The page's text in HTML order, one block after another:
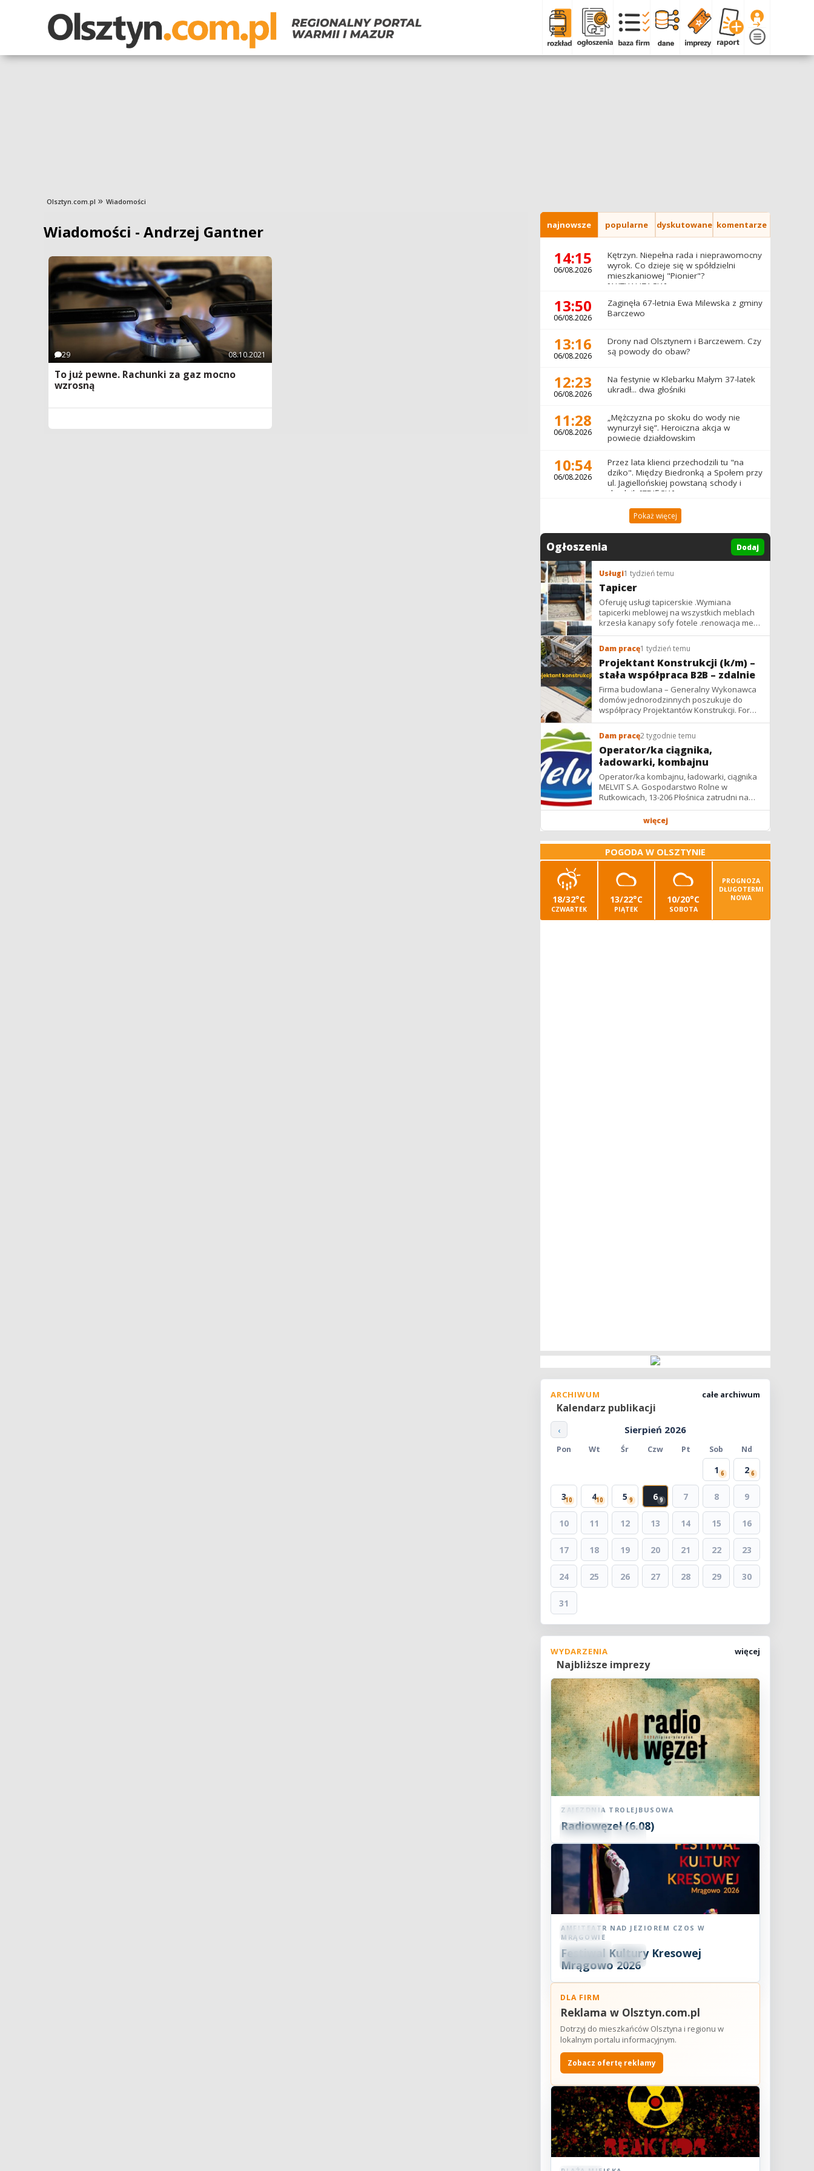
Olsztyn.com.pl Wiadomości
Wiadomości - Andrzej Gantner
29 08.10.2021
To już pewne. Rachunki za gaz mocno
wzrosną
najnowsze popularne dyskutowane komentarze
14:15
06/08.2026
Kętrzyn. Niepełna rada i nieprawomocny
wyrok. Co dzieje się w spółdzielni
mieszkaniowej "Pionier"?
[AKTUALIZACJA]
13:50
06/08.2026
Zaginęła 67-letnia Ewa Milewska z gminy
Barczewo
13:16
06/08.2026
Drony nad Olsztynem i Barczewem. Czy
są powody do obaw?
12:23
06/08.2026
Na festynie w Klebarku Małym 37-latek
ukradł... dwa głośniki
11:28
06/08.2026
„Mężczyzna po skoku do wody nie
wynurzył się”. Heroiczna akcja w
powiecie działdowskim
10:54
06/08.2026
Przez lata klienci przechodzili tu "na
dziko". Między Biedronką a Społem przy
ul. Jagiellońskiej powstaną schody i
chodnik [ZDJĘCIA]
Pokaż więcej
Ogłoszenia Dodaj
Usługi1 tydzień temu
Tapicer
Oferuję usługi tapicerskie .Wymiana
tapicerki meblowej na wszystkich meblach
krzesła kanapy sofy fotele .renowacja mebli
vintage,PRL. glamur
Dam pracę1 tydzień temu
Projektant Konstrukcji (k/m) –
stała współpraca B2B – zdalnie
Firma budowlana – Generalny Wykonawca
domów jednorodzinnych poszukuje do
współpracy Projektantów Konstrukcji. Forma
współpracy: B2B / podwykonawstwo –
Dam pracę2 tygodnie temu
Operator/ka ciągnika,
ładowarki, kombajnu
Operator/ka kombajnu, ładowarki, ciągnika
MELVIT S.A. Gospodarstwo Rolne w
Rutkowicach, 13-206 Płośnica zatrudni na
umowę zlecenie na okres żniw: -
operatora/kę kombajnu z uprawnieniami -...
więcej
POGODA W OLSZTYNIE
18/32°C
CZWARTEK
13/22°C
PIĄTEK
10/20°C
SOBOTA
PROGNOZA
DŁUGOTERMI
NOWA
ARCHIWUM
Kalendarz publikacji
całe archiwum
‹ Sierpień 2026
Pon Wt Śr Czw Pt Sob Nd
1 6 2 6
310 410 5 9 6 9 7 8 9
10 11 12 13 14 15 16
17 18 19 20 21 22 23
24 25 26 27 28 29 30
31
WYDARZENIA
Najbliższe imprezy
więcej
Koncert
06 SIE
2026
ZAJEZDNIA TROLEJBUSOWA
Radiowęzeł (6.08)
06 SIE 18:30
AMFITEATR NAD JEZIOREM CZOS W
MRĄGOWIE
Festiwal Kultury Kresowej
Mrągowo 2026
DLA FIRM
Reklama w Olsztyn.com.pl
Dotrzyj do mieszkańców Olsztyna i regionu w
lokalnym portalu informacyjnym.
Zobacz ofertę reklamy